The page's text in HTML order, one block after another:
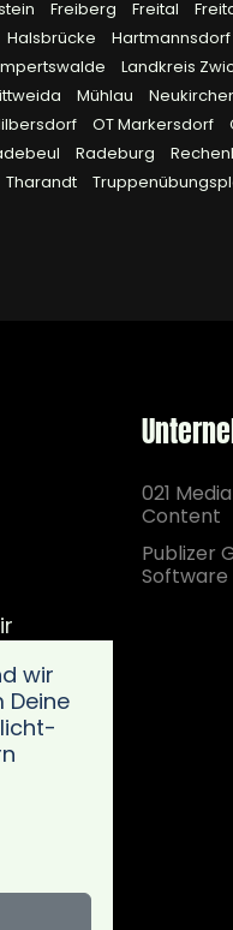
Freiberg Freital
Halsbrücke Hartmannsdorf
Landkreis
Mühlau
OT Markersdorf
Radeburg
Tharandt
021
Content
Publizer
Software
wir
Deine